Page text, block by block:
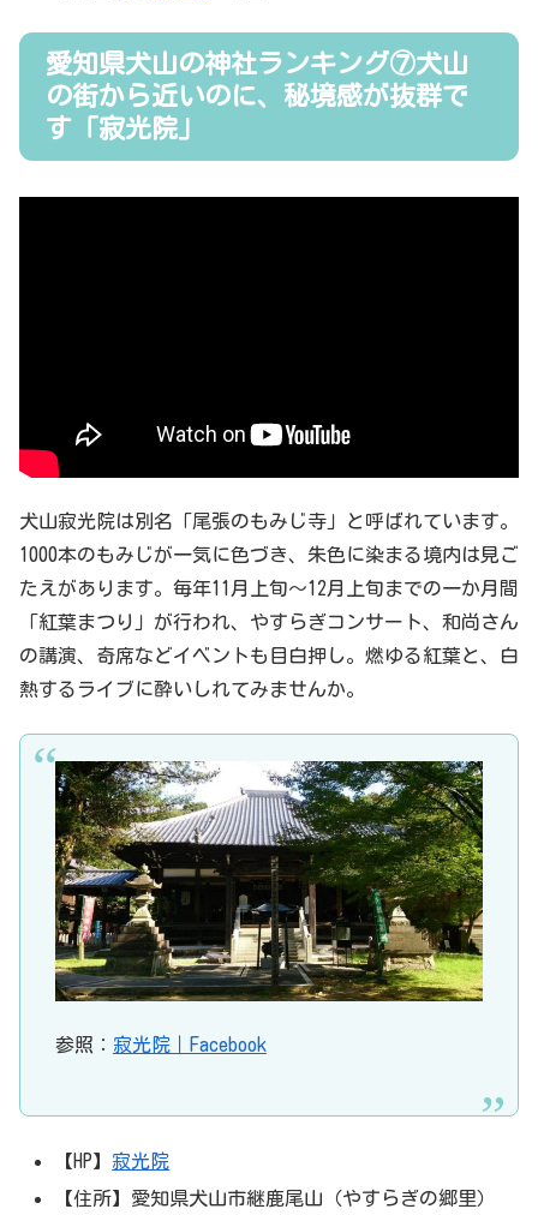
愛知県犬山の神社ランキング⑦犬山
の街から近いのに、秘境感が抜群で
す「寂光院」
犬山寂光院は別名「尾張のもみじ寺」と呼ばれています。
1000本のもみじが一気に色づき、朱色に染まる境内は見ご
たえがあります。毎年11月上旬～12月上旬までの一か月間
「紅葉まつり」が行われ、やすらぎコンサート、和尚さん
の講演、奇席などイベントも目白押し。燃ゆる紅葉と、白
熱するライブに酔いしれてみませんか。
参照： 寂光院｜Facebook
【HP】 寂光院
【住所】愛知県犬山市継鹿尾山（やすらぎの郷里）